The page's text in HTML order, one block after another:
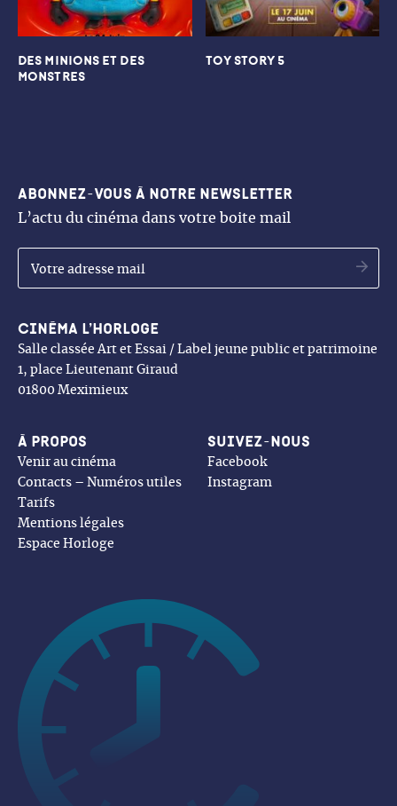
DES MINIONS ET DES
MONSTRES
TOY STORY 5
Cinéma l’Horloge
Salle classée Art et Essai / Label jeune public et patrimoine
1, place Lieutenant Giraud
01800 Meximieux
Abonnez-vous à notre newsletter
L’actu du cinéma dans votre boite mail
À propos
Venir au cinéma
Contacts – Numéros utiles
Tarifs
Mentions légales
Espace Horloge
Suivez-nous
Facebook
Instagram